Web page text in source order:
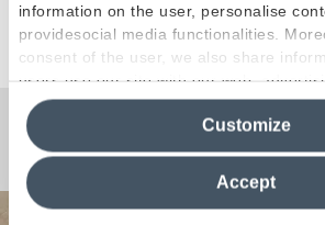
information on the user, personalise
providesocial media functionalities.
consent of the user, we also share
users use our site with our web,
media analytics partners, who may
information in their possession. By
clicking on "Reject", it will be possible
the site after installing only technical
information see the
Cookie Policy
Accept
Customize
UKCA DoC-F
¿Curiosidades o